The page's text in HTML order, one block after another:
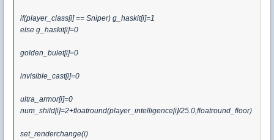
if(player_class[i] == Sniper) g_haskit[i]=1
else g_haskit[i]=0
golden_bulet[i]=0
invisible_cast[i]=0
ultra_armor[i]=0
num_shild[i]=2+floatround(player_intelligence[i]/25.0,floatround_floor)
set_renderchange(i)